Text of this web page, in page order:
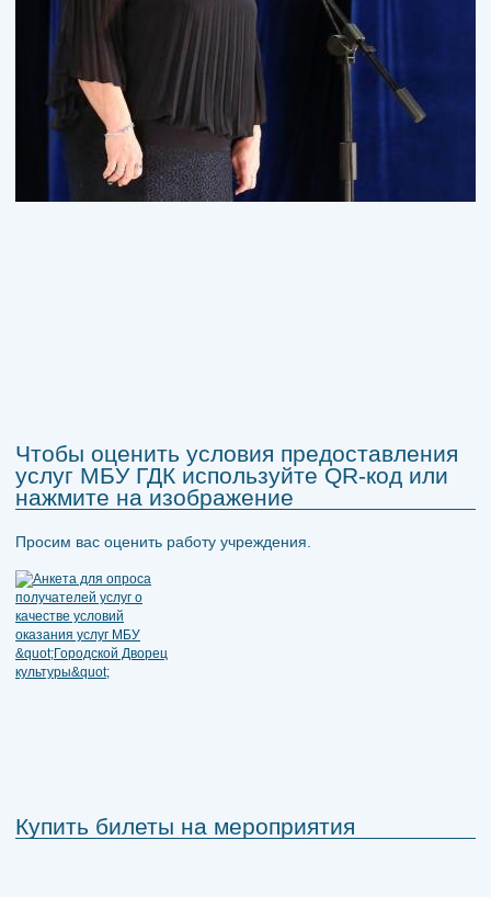
Чтобы оценить условия предоставления
услуг МБУ ГДК используйте QR-код или
нажмите на изображение
Просим вас оценить работу учреждения.
Купить билеты на мероприятия